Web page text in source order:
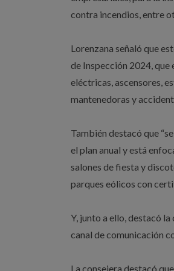
contra incendios, entre
Lorenzana señaló que
de Inspección 2024, que
eléctricas, ascensores,
mantenedoras y
También destacó que
el plan anual y está
salones de fiesta y
parques eólicos con
Y, junto a ello, destacó
canal de comunicación
La consejera destacó